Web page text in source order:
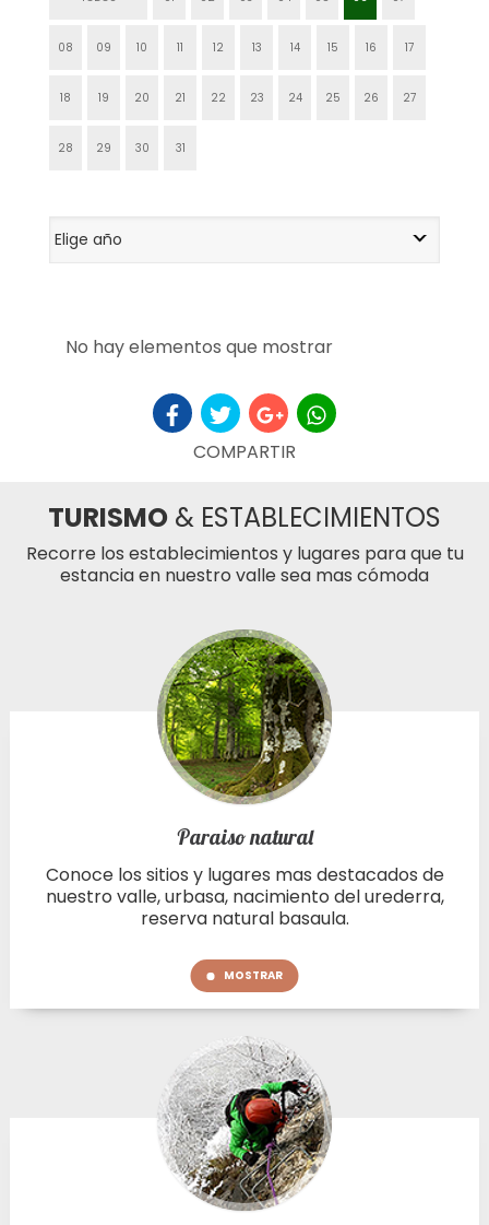
08 09 10 11 12 13 14 15 16 17
18 19 20 21 22 23 24 25 26 27
28 29 30 31
No hay elementos que mostrar
COMPARTIR
TURISMO & ESTABLECIMIENTOS
Recorre los establecimientos y lugares para que tu
estancia en nuestro valle sea mas cómoda
Paraiso natural
Conoce los sitios y lugares mas destacados de
nuestro valle, urbasa, nacimiento del urederra,
reserva natural basaula.
MOSTRAR